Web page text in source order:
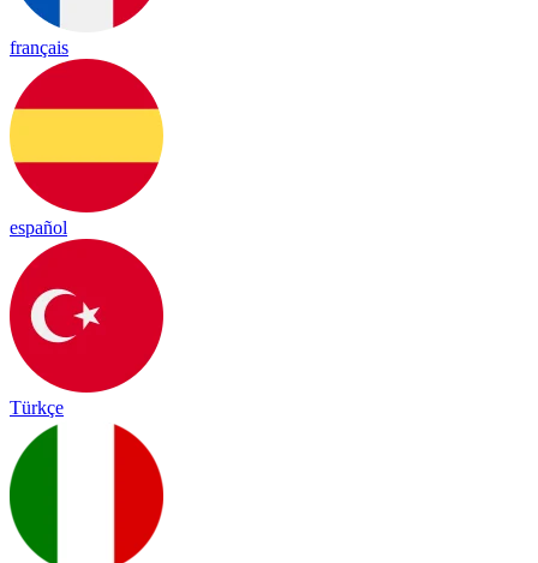
français
español
Türkçe